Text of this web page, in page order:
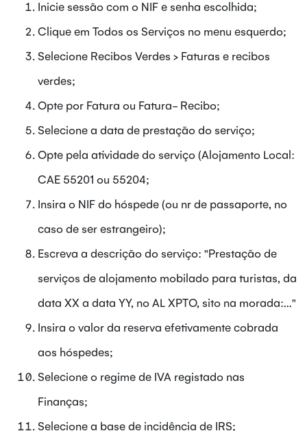
Inicie sessão com o NIF e senha escolhida;
Clique em Todos os Serviços no menu esquerdo;
Selecione Recibos Verdes > Faturas e recibos
verdes;
Opte por Fatura ou Fatura- Recibo;
Selecione a data de prestação do serviço;
Opte pela atividade do serviço (Alojamento Local:
CAE 55201 ou 55204;
Insira o NIF do hóspede (ou nr de passaporte, no
caso de ser estrangeiro);
Escreva a descrição do serviço: "Prestação de
serviços de alojamento mobilado para turistas, da
data XX a data YY, no AL XPTO, sito na morada:..."
Insira o valor da reserva efetivamente cobrada
aos hóspedes;
Selecione o regime de IVA registado nas
Finanças;
Selecione a base de incidência de IRS;